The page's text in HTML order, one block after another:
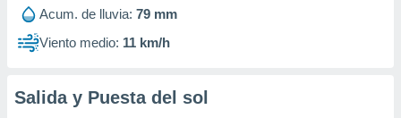
Acum. de lluvia: 79 mm
Viento medio: 11 km/h
Salida y Puesta del sol